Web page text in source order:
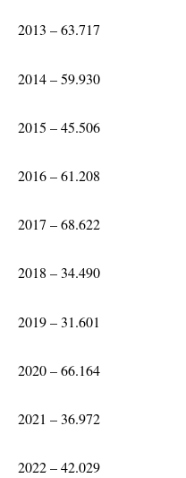
2013 – 63.717
2014 – 59.930
2015 – 45.506
2016 – 61.208
2017 – 68.622
2018 – 34.490
2019 – 31.601
2020 – 66.164
2021 – 36.972
2022 – 42.029